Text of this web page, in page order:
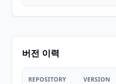
버전 이력
REPOSITORY VERSION